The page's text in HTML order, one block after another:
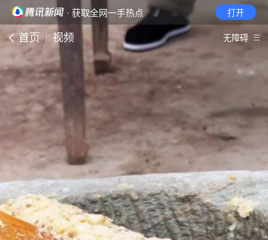
· 获取全网一手热点 打开
首页 视频 无障碍